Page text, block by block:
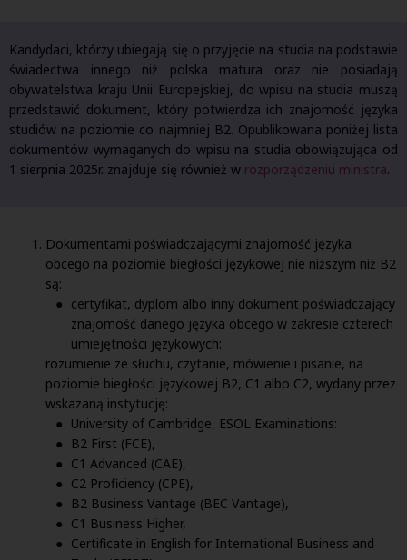
Kandydaci, którzy ubiegają się o przyjęcie na studia na podstawie
świadectwa innego niż polska matura oraz nie posiadają
obywatelstwa kraju Unii Europejskiej, do wpisu na studia muszą
przedstawić dokument, który potwierdza ich znajomość języka
studiów na poziomie co najmniej B2. Opublikowana poniżej lista
dokumentów wymaganych do wpisu na studia obowiązująca od
1 sierpnia 2025r. znajduje się również w rozporządzeniu ministra.
Dokumentami poświadczającymi znajomość języka
obcego na poziomie biegłości językowej nie niższym niż B2
są:
certyfikat, dyplom albo inny dokument poświadczający
znajomość danego języka obcego w zakresie czterech
umiejętności językowych:
rozumienie ze słuchu, czytanie, mówienie i pisanie, na
poziomie biegłości językowej B2, C1 albo C2, wydany przez
wskazaną instytucję:
University of Cambridge, ESOL Examinations:
B2 First (FCE),
C1 Advanced (CAE),
C2 Proficiency (CPE),
B2 Business Vantage (BEC Vantage),
C1 Business Higher,
Certificate in English for International Business and